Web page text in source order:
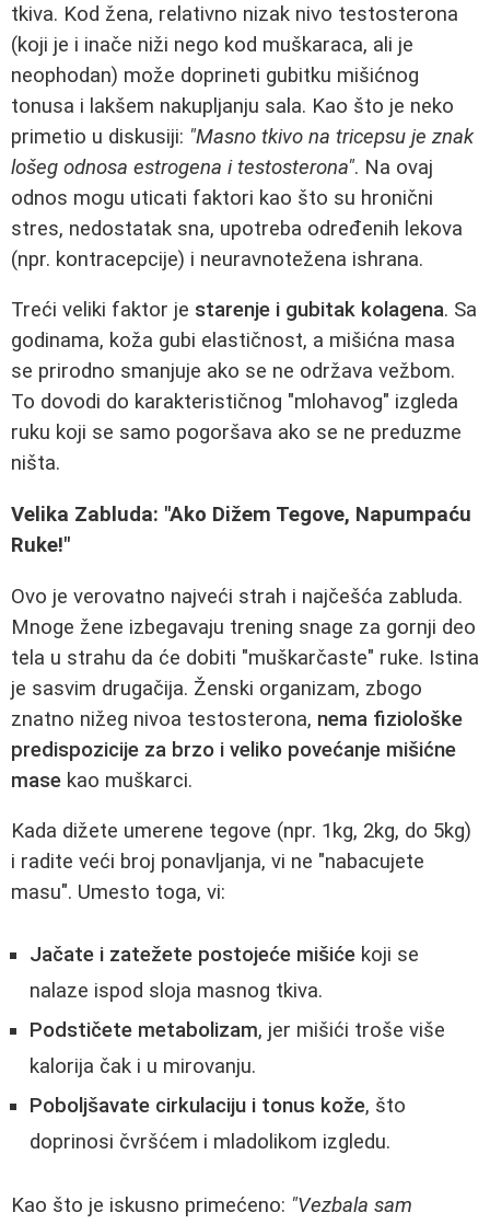
tkiva. Kod žena, relativno nizak nivo testosterona
(koji je i inače niži nego kod muškaraca, ali je
neophodan) može doprineti gubitku mišićnog
tonusa i lakšem nakupljanju sala. Kao što je neko
primetio u diskusiji: "Masno tkivo na tricepsu je znak
lošeg odnosa estrogena i testosterona". Na ovaj
odnos mogu uticati faktori kao što su hronični
stres, nedostatak sna, upotreba određenih lekova
(npr. kontracepcije) i neuravnotežena ishrana.
Treći veliki faktor je starenje i gubitak kolagena. Sa
godinama, koža gubi elastičnost, a mišićna masa
se prirodno smanjuje ako se ne održava vežbom.
To dovodi do karakterističnog "mlohavog" izgleda
ruku koji se samo pogoršava ako se ne preduzme
ništa.
Velika Zabluda: "Ako Dižem Tegove, Napumpaću
Ruke!"
Ovo je verovatno najveći strah i najčešća zabluda.
Mnoge žene izbegavaju trening snage za gornji deo
tela u strahu da će dobiti "muškarčaste" ruke. Istina
je sasvim drugačija. Ženski organizam, zbogo
znatno nižeg nivoa testosterona, nema fiziološke
predispozicije za brzo i veliko povećanje mišićne
mase kao muškarci.
Kada dižete umerene tegove (npr. 1kg, 2kg, do 5kg)
i radite veći broj ponavljanja, vi ne "nabacujete
masu". Umesto toga, vi:
Jačate i zatežete postojeće mišiće koji se
nalaze ispod sloja masnog tkiva.
Podstičete metabolizam, jer mišići troše više
kalorija čak i u mirovanju.
Poboljšavate cirkulaciju i tonus kože, što
doprinosi čvršćem i mladolikom izgledu.
Kao što je iskusno primećeno: "Vezbala sam